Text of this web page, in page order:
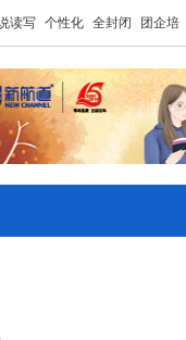
读写 个性化 全封闭 团企培